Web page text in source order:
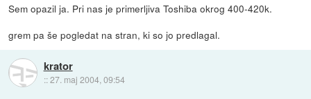
Sem opazil ja. Pri nas je primerljiva Toshiba okrog 400-420k.
grem pa še pogledat na stran, ki so jo predlagal.
krator
::27. maj 2004, 09:54